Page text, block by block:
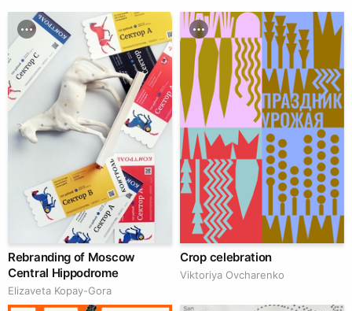
Rebranding of Moscow
Central Hippodrome
Elizaveta Kopay-Gora
Crop celebration
Viktoriya Ovcharenko